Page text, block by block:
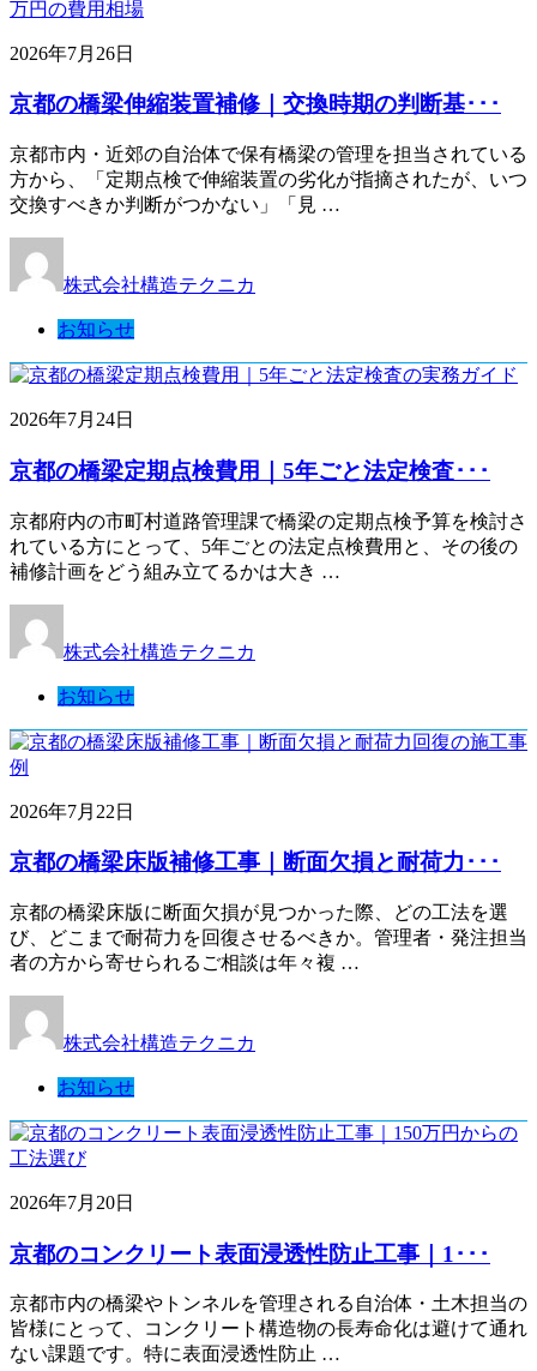
2026年7月26日
京都の橋梁伸縮装置補修｜交換時期の判断基･･･
京都市内・近郊の自治体で保有橋梁の管理を担当されている
方から、「定期点検で伸縮装置の劣化が指摘されたが、いつ
交換すべきか判断がつかない」「見 …
株式会社構造テクニカ
お知らせ
2026年7月24日
京都の橋梁定期点検費用｜5年ごと法定検査･･･
京都府内の市町村道路管理課で橋梁の定期点検予算を検討さ
れている方にとって、5年ごとの法定点検費用と、その後の
補修計画をどう組み立てるかは大き …
株式会社構造テクニカ
お知らせ
2026年7月22日
京都の橋梁床版補修工事｜断面欠損と耐荷力･･･
京都の橋梁床版に断面欠損が見つかった際、どの工法を選
び、どこまで耐荷力を回復させるべきか。管理者・発注担当
者の方から寄せられるご相談は年々複 …
株式会社構造テクニカ
お知らせ
2026年7月20日
京都のコンクリート表面浸透性防止工事｜1･･･
京都市内の橋梁やトンネルを管理される自治体・土木担当の
皆様にとって、コンクリート構造物の長寿命化は避けて通れ
ない課題です。特に表面浸透性防止 …